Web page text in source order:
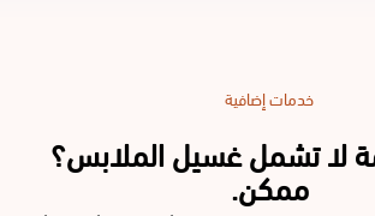
خدمات إضافية
لا تشمل غسيل الملابس؟
ممكن.